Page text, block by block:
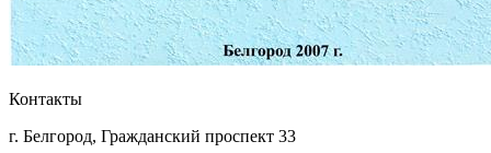
Контакты
г. Белгород, Гражданский проспект 33